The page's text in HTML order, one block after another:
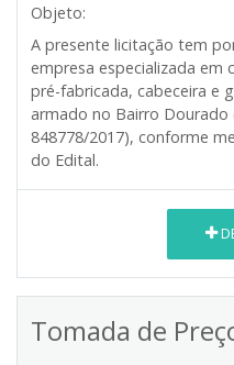
Objeto:
A presente licitação tem
empresa especializada em
pré-fabricada, cabeceira e
armado no Bairro Dourado
848778/2017), conforme
do Edital.
Tomada de